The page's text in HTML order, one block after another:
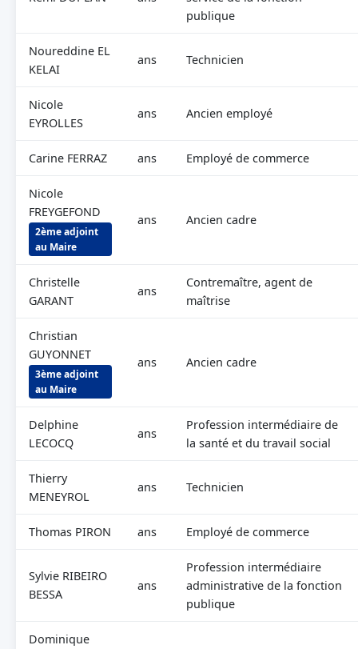
publique
Noureddine EL
KELAI
ans Technicien
Nicole
EYROLLES
ans Ancien employé
Carine FERRAZ ans Employé de commerce
Nicole
FREYGEFOND
2ème adjoint
au Maire
ans Ancien cadre
Christelle
GARANT
ans
Contremaître, agent de
maîtrise
Christian
GUYONNET
3ème adjoint
au Maire
ans Ancien cadre
Delphine
LECOCQ
ans
Profession intermédiaire de
la santé et du travail social
Thierry
MENEYROL
ans Technicien
Thomas PIRON ans Employé de commerce
Sylvie RIBEIRO
BESSA
ans
Profession intermédiaire
administrative de la fonction
publique
Dominique